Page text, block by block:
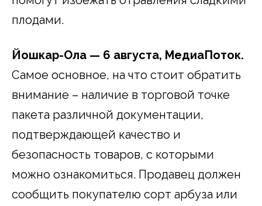
плодами.
Йошкар-Ола — 6 августа, МедиаПоток.
Самое основное, на что стоит обратить
внимание – наличие в торговой точке
пакета различной документации,
подтверждающей качество и
безопасность товаров, с которыми
можно ознакомиться. Продавец должен
сообщить покупателю сорт арбуза или